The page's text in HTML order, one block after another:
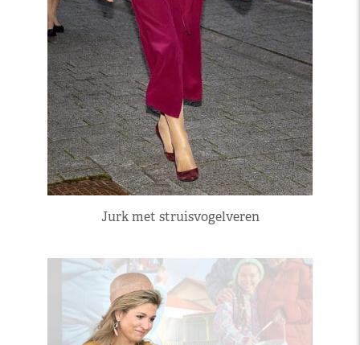
Jurk met struisvogelveren